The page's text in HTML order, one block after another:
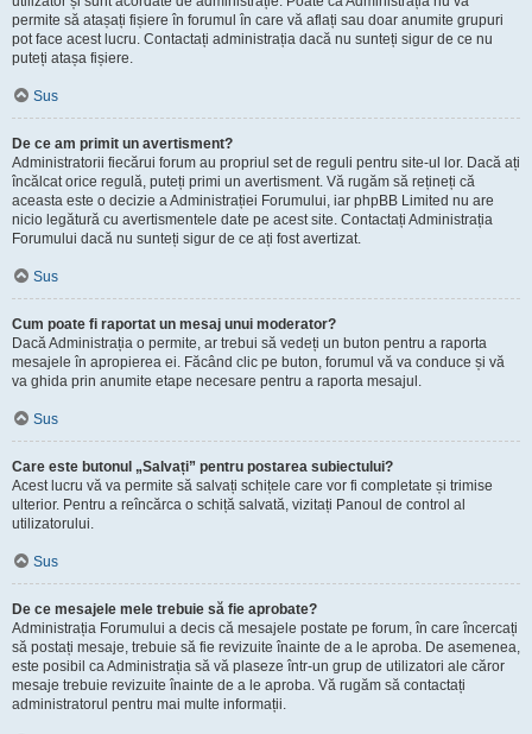
permite să atașați fișiere în forumul în care vă aflați sau doar anumite grupuri
pot face acest lucru. Contactați administrația dacă nu sunteți sigur de ce nu
puteți atașa fișiere.
Sus
De ce am primit un avertisment?
Administratorii fiecărui forum au propriul set de reguli pentru site-ul lor. Dacă ați
încălcat orice regulă, puteți primi un avertisment. Vă rugăm să rețineți că
aceasta este o decizie a Administrației Forumului, iar phpBB Limited nu are
nicio legătură cu avertismentele date pe acest site. Contactați Administrația
Forumului dacă nu sunteți sigur de ce ați fost avertizat.
Sus
Cum poate fi raportat un mesaj unui moderator?
Dacă Administrația o permite, ar trebui să vedeți un buton pentru a raporta
mesajele în apropierea ei. Făcând clic pe buton, forumul vă va conduce și vă
va ghida prin anumite etape necesare pentru a raporta mesajul.
Sus
Care este butonul „Salvați” pentru postarea subiectului?
Acest lucru vă va permite să salvați schițele care vor fi completate și trimise
ulterior. Pentru a reîncărca o schiță salvată, vizitați Panoul de control al
utilizatorului.
Sus
De ce mesajele mele trebuie să fie aprobate?
Administrația Forumului a decis că mesajele postate pe forum, în care încercați
să postați mesaje, trebuie să fie revizuite înainte de a le aproba. De asemenea,
este posibil ca Administrația să vă plaseze într-un grup de utilizatori ale căror
mesaje trebuie revizuite înainte de a le aproba. Vă rugăm să contactați
administratorul pentru mai multe informații.